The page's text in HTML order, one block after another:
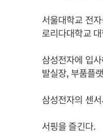
서울대학교 전
로리다대학교
삼성전자에 입
발실장, 부품플
삼성전자의 센
서핑을 즐긴다.